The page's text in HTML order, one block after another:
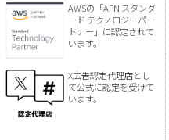
AWSの「APN スタンダ
ード テクノロジーパー
トナー」に認定されて
います。
X広告認定代理店とし
て公式に認定を受けて
います。